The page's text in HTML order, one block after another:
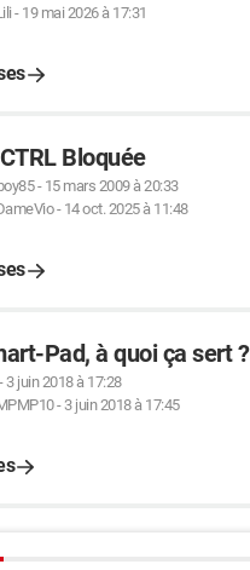
- 19 mai 2026 à 17:31
Bloquée
- 15 mars 2009 à 20:33
- 14 oct. 2025 à 11:48
Pad, à quoi ça sert ?
3 juin 2018 à 17:28
- 3 juin 2018 à 17:45